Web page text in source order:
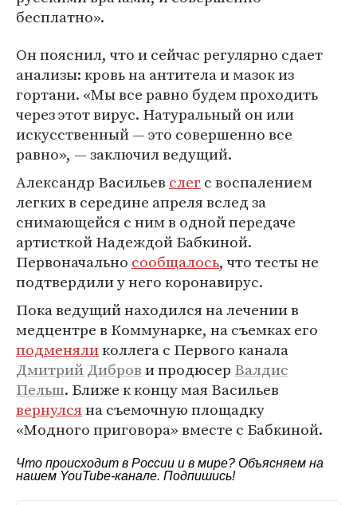
бесплатно».
Он пояснил, что и сейчас регулярно сдает
анализы: кровь на антитела и мазок из
гортани. «Мы все равно будем проходить
через этот вирус. Натуральный он или
искусственный — это совершенно все
равно», — заключил ведущий.
Александр Васильев слег с воспалением
легких в середине апреля вслед за
снимающейся с ним в одной передаче
артисткой Надеждой Бабкиной.
Первоначально сообщалось, что тесты не
подтвердили у него коронавирус.
Пока ведущий находился на лечении в
медцентре в Коммунарке, на съемках его
подменяликоллега с Первого канала
Дмитрий Диброви продюсер Валдис
Пельш. Ближе к концу мая Васильев
вернулсяна съемочную площадку
«Модного приговора» вместе с Бабкиной.
Что происходит в России и в мире? Объясняем на
нашем YouTube-канале. Подпишись!